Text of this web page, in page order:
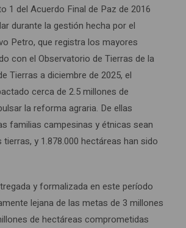
1 del Acuerdo Final de Paz de 2016
durante la gestión hecha por el
Petro, que registra los mayores
con el Observatorio de Tierras de la
Tierras a diciembre de 2025, el
cerca de 2.5 millones de
la reforma agraria. De ellas
familias campesinas y étnicas sean
y 1.878.000 hectáreas han sido
y formalizada en este período
lejana de las metas de 3 millones
de hectáreas comprometidas